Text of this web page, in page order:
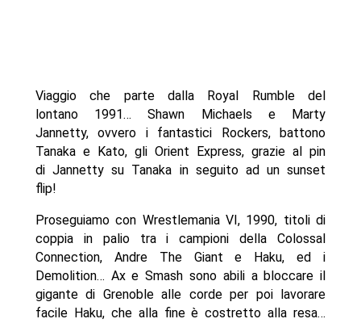
Viaggio che parte dalla Royal Rumble del
lontano 1991… Shawn Michaels e Marty
Jannetty, ovvero i fantastici Rockers, battono
Tanaka e Kato, gli Orient Express, grazie al pin
di Jannetty su Tanaka in seguito ad un sunset
flip!
Proseguiamo con Wrestlemania VI, 1990, titoli di
coppia in palio tra i campioni della Colossal
Connection, Andre The Giant e Haku, ed i
Demolition… Ax e Smash sono abili a bloccare il
gigante di Grenoble alle corde per poi lavorare
facile Haku, che alla fine è costretto alla resa…